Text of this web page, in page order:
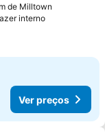
de Milltown
internoVer preços
Ver preços